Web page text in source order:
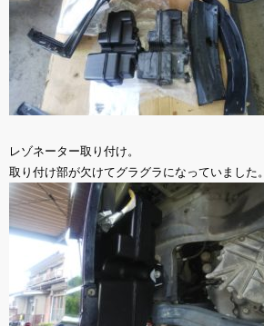
レゾネーター取り付け。
取り付け部が欠けてグラグラになっていました。